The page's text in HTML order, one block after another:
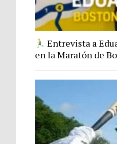
Entrevista a
en la Maratón de